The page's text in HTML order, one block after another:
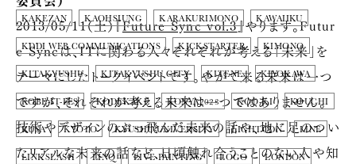
KAKEZAN KAOHSIUNG KARAKURIMONO KAWAIIKU
KDDI WEB COMMUNICATIONS KICKSTARTER KIMONO
KITAKYUSHU KITAKYUSHU CITY KITENE KIYOKAWA
KOBE-IT-FES KODEKAKE KONYA2023 KOO-KI KOUCHI
KUSA KYOTO KYUSHU UNIVERSITY LIGHTCDN LINE
LINKSLASH LINQ LIVE PAINTING LOGO LONDON
2013/05/11（土）『Future Sync vol.3』やります。Futur
e Syncは、ITに関わる人々それぞれが考える「未来」を
テーマにしたトークイベントです。やがて来る未来は一つ
ですが、それぞれが考える未来は一つではありません。
技術やデザインのぶっ飛んだ未来の話や、地に足のつい
たリアルな未来の話など、日頃触れ合うことのない人や知